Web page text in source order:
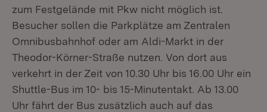
zum Festgelände mit Pkw nicht möglich ist.
Besucher sollen die Parkplätze am Zentralen
Omnibusbahnhof oder am Aldi-Markt in der
Theodor-Körner-Straße nutzen. Von dort aus
verkehrt in der Zeit von 10.30 Uhr bis 16.00 Uhr ein
Shuttle-Bus im 10- bis 15-Minutentakt. Ab 13.00
Uhr fährt der Bus zusätzlich auch auf das